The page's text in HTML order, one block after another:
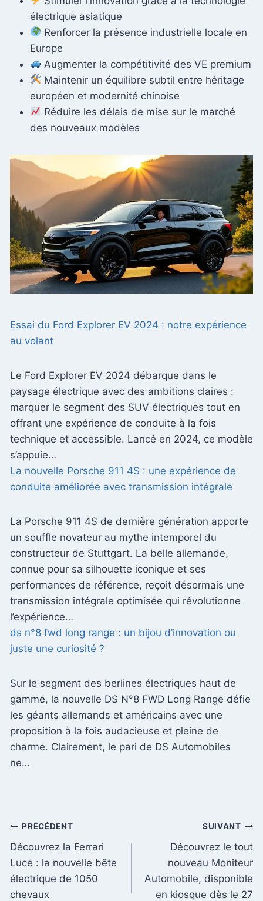
électrique asiatique
Renforcer la présence industrielle locale en
Europe
Augmenter la compétitivité des VE premium
Maintenir un équilibre subtil entre héritage
européen et modernité chinoise
Réduire les délais de mise sur le marché
des nouveaux modèles
Essai du Ford Explorer EV 2024 : notre expérience
au volant
Le Ford Explorer EV 2024 débarque dans le
paysage électrique avec des ambitions claires :
marquer le segment des SUV électriques tout en
offrant une expérience de conduite à la fois
technique et accessible. Lancé en 2024, ce modèle
s’appuie…
La nouvelle Porsche 911 4S : une expérience de
conduite améliorée avec transmission intégrale
La Porsche 911 4S de dernière génération apporte
un souffle novateur au mythe intemporel du
constructeur de Stuttgart. La belle allemande,
connue pour sa silhouette iconique et ses
performances de référence, reçoit désormais une
transmission intégrale optimisée qui révolutionne
l’expérience…
ds n°8 fwd long range : un bijou d’innovation ou
juste une curiosité ?
Sur le segment des berlines électriques haut de
gamme, la nouvelle DS N°8 FWD Long Range défie
les géants allemands et américains avec une
proposition à la fois audacieuse et pleine de
charme. Clairement, le pari de DS Automobiles
ne…
Navigation
de
l’article
PRÉCÉDENT
Découvrez la Ferrari
Luce : la nouvelle bête
électrique de 1050
chevaux
SUIVANT
Découvrez le tout
nouveau Moniteur
Automobile, disponible
en kiosque dès le 27